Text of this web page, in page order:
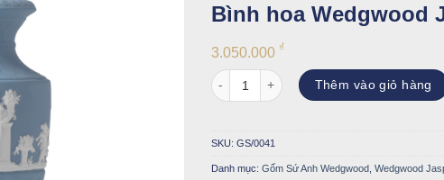
Bình hoa Wedgwood
3.050.000 ₫
Bình hoa Wedgwood Jasper số lượng
Thêm vào giỏ hàng
SKU: GS/0041
Danh mục: Gốm Sứ Anh Wedgwood Wedgwood